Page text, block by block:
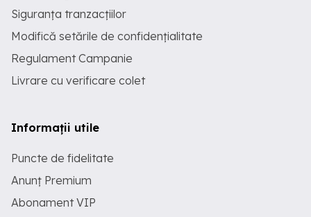
Siguranța tranzacțiilor
Modifică setările de confidențialitate
Regulament Campanie
Livrare cu verificare colet
Informații utile
Puncte de fidelitate
Anunț Premium
Abonament VIP